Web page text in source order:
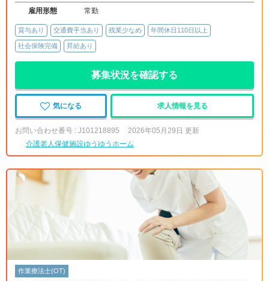
雇用形態
常勤
賞与あり 交通費手当あり 残業少なめ 年間休日110日以上
社会保険完備 昇給あり
募集状況を確認する
気になる 求人情報を見る
お問い合わせ番号 : J101218895
2026年05月29日 更新
介護老人保健施設ゆうゆうホーム
作業療法士(OT)